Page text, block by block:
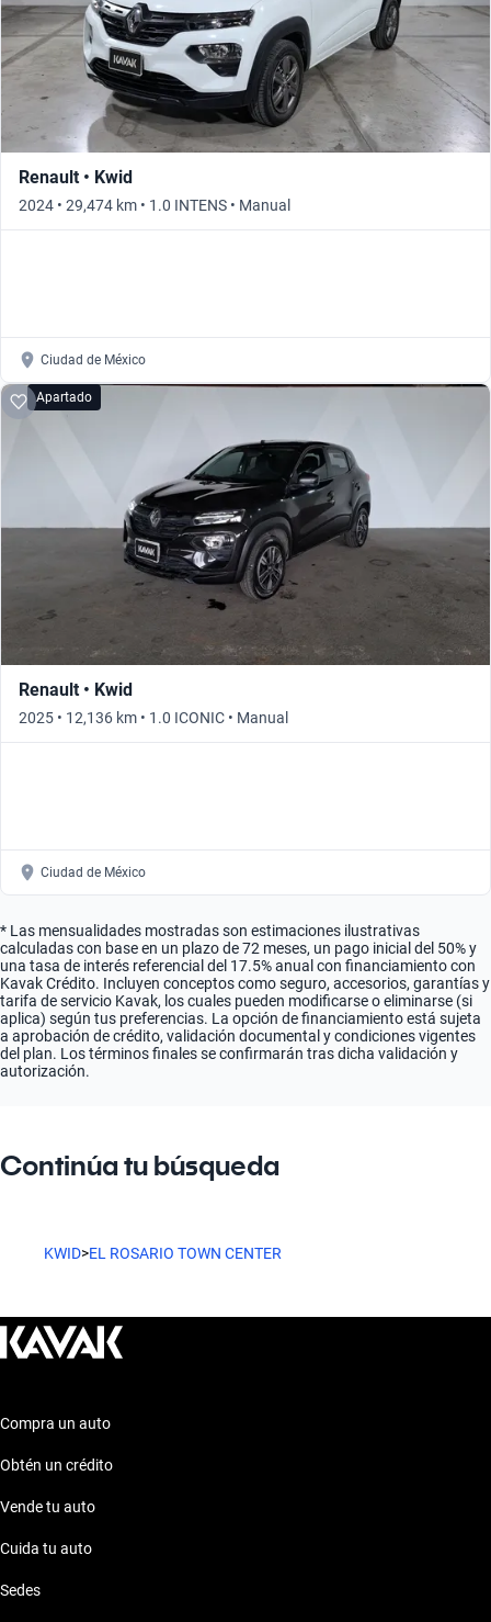
Renault • Kwid
2024 • 29,474 km • 1.0 INTENS • Manual
Ciudad de México
Apartado
Renault • Kwid
2025 • 12,136 km • 1.0 ICONIC • Manual
Ciudad de México
* Las mensualidades mostradas son estimaciones ilustrativas
calculadas con base en un plazo de 72 meses, un pago inicial del 50% y
una tasa de interés referencial del 17.5% anual con financiamiento con
Kavak Crédito. Incluyen conceptos como seguro, accesorios, garantías y
tarifa de servicio Kavak, los cuales pueden modificarse o eliminarse (si
aplica) según tus preferencias. La opción de financiamiento está sujeta
a aprobación de crédito, validación documental y condiciones vigentes
del plan. Los términos finales se confirmarán tras dicha validación y
autorización.
Continúa tu búsqueda
KWID>EL ROSARIO TOWN CENTER
Compra un auto
Obtén un crédito
Vende tu auto
Cuida tu auto
Sedes